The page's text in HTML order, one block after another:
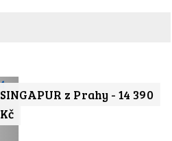
SINGAPUR z Prahy - 14 390
Kč